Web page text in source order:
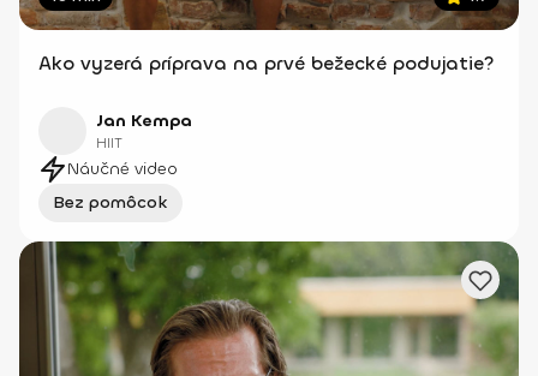
Ako vyzerá príprava na prvé bežecké podujatie?
Jan Kempa
HIIT
Náučné video
Bez pomôcok